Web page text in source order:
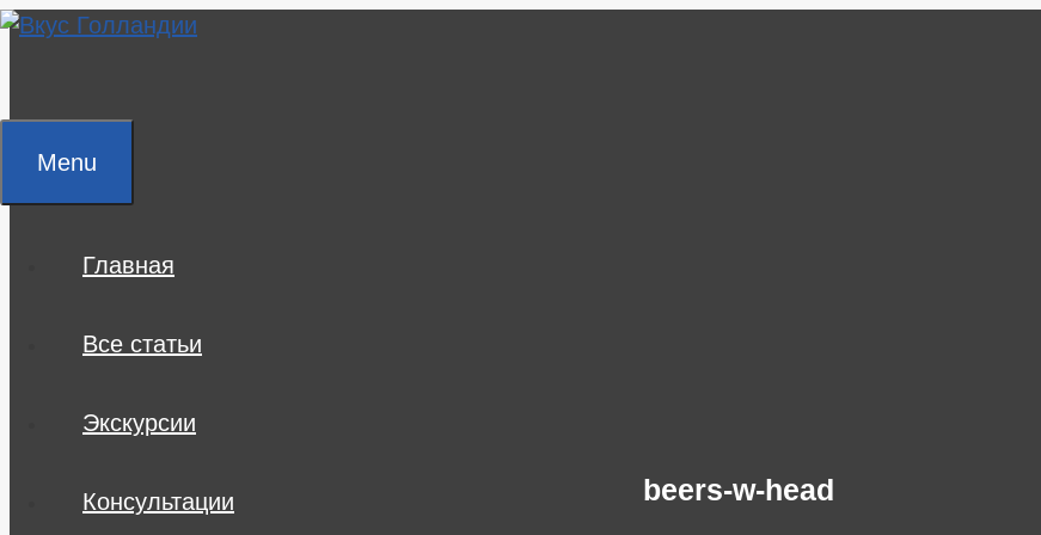
Skip
Menu
Главная
Все статьи
Экскурсии
Консультации beers-w-head